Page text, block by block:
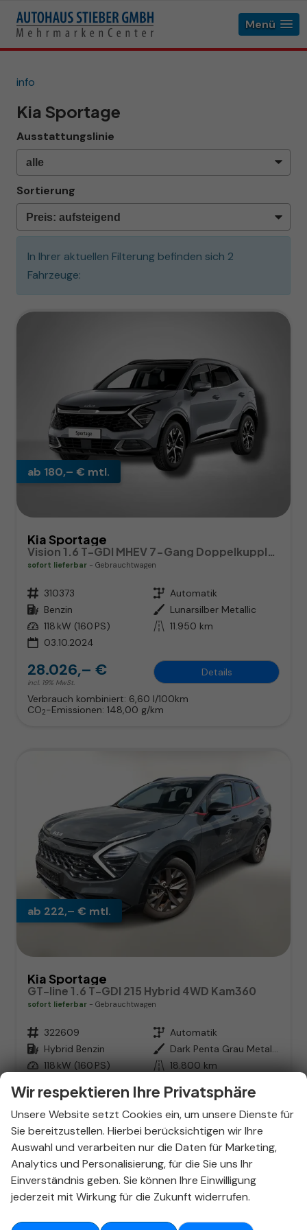
Menü
info
Kia Sportage
Ausstattungslinie
Sortierung
In Ihrer aktuellen Filterung befinden sich 2
Fahrzeuge:
ab 180,– € mtl.
Kia Sportage
sofort lieferbar Gebrauchtwagen
Fahrzeugnr. 310373 Getriebe Automatik
Kraftstoff Benzin Außenfarbe Lunarsilber Metallic
Leistung 118 kW (160 PS) Kilometerstand 11.950 km
03.10.2024
28.026,– €
incl. 19% MwSt.
Details
Verbrauch kombiniert: 6,60 l/100km
CO2-Emissionen: 148,00 g/km
ab 222,– € mtl.
Kia Sportage
GT-line 1.6 T-GDI 215 Hybrid 4WD Kam360
sofort lieferbar Gebrauchtwagen
Fahrzeugnr. 322609 Getriebe Automatik
Kraftstoff Hybrid Benzin Außenfarbe
Dark Penta Grau Metallic
Leistung 118 kW (160 PS) Kilometerstand 18.800 km
34.663,– € Details
Verbrauch kombiniert:6,40 l/100km
CO2-Emissionen:144,00 g/km
Hyundai Tucson in Stuttgart
kaufen – Dein SUV-Experte im
Wir respektieren Ihre Privatsphäre
Unsere Website setzt Cookies ein, um unsere Dienste für
Sie bereitzustellen. Hierbei berücksichtigen wir Ihre
Auswahl und verarbeiten nur die Daten für Marketing,
Analytics und Personalisierung, für die Sie uns Ihr
Einverständnis geben. Sie können Ihre Einwilligung
jederzeit mit Wirkung für die Zukunft widerrufen.